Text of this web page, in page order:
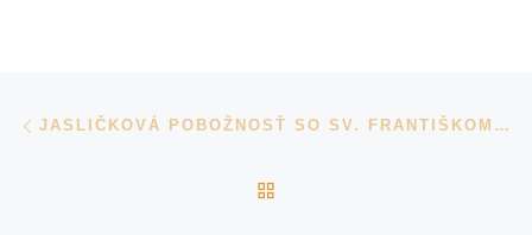
Navigácia v príspevkoch
JASLIČKOVÁ POBOŽNOSŤ SO SV. FRANTIŠKOM 2023